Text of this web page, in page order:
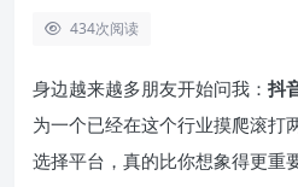
434次阅读
身边越来越多朋友开始问我： 抖
为一个已经在这个行业摸爬滚打
选择平台，真的比你想象得更重